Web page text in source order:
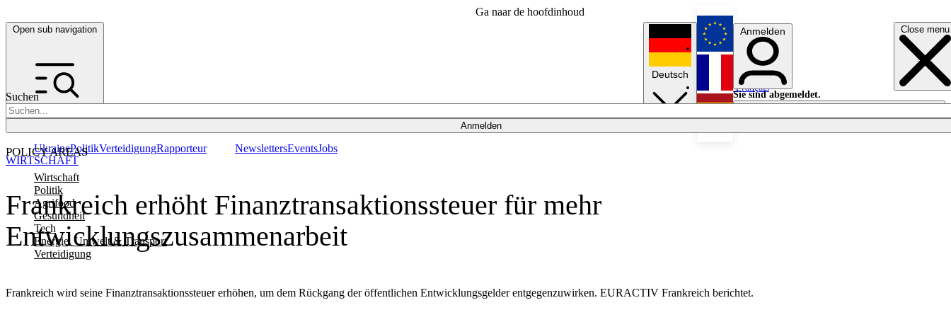
Ga naar de hoofdinhoud
Open sub navigation Close menu
Suchen
Anmelden
POLICY AREAS
Wirtschaft
Politik
Agrifood
Gesundheit
Tech
Energie, Umwelt & Transport
Verteidigung
UkrainePolitikVerteidigungRapporteur NewslettersEventsJobs
Deutsch
English
Français
Anmelden
Sie sind abgemeldet.
Anmelden
Licht aus
Frankreich erhöht Finanztransaktionssteuer für mehr
Entwicklungszusammenarbeit
Frankreich wird seine Finanztransaktionssteuer erhöhen, um dem Rückgang der öffentlichen Entwicklungsgelder entgegenzuwirken. EURACTIV Frankreich berichtet.
WIRTSCHAFT